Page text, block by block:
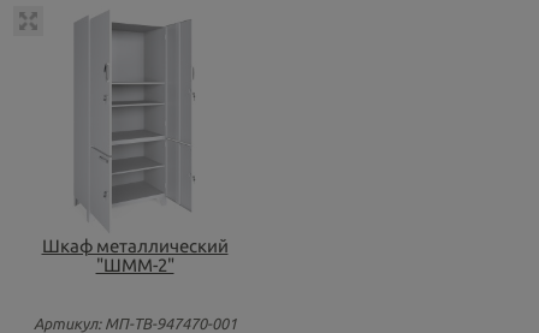
Шкаф металлический
"ШММ-2"
Артикул: МП-ТВ-947470-001